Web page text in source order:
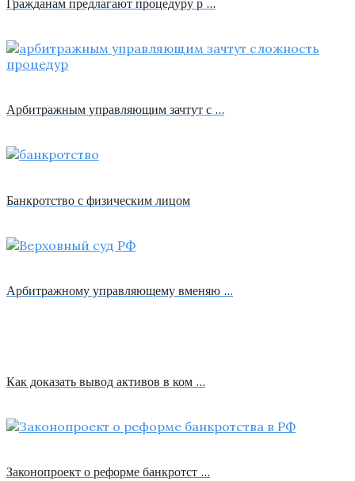
Арбитражным управляющим зачтут с …
Банкротство с физическим лицом
Арбитражному управляющему вменяю …
Как доказать вывод активов в ком …
Законопроект о реформе банкротст …